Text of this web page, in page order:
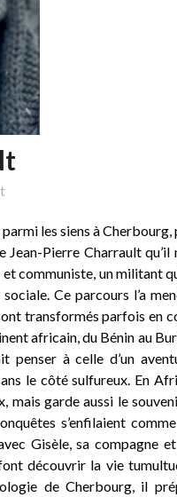
les siens à Cherbourg,
Jean-Pierre Charrault qu’il
communiste, un militant
Ce parcours l’a
transformés parfois en
africain, du Bénin au
penser à celle d’un
le côté sulfureux. En
mais garde aussi le
s’enfilaient
Gisèle, sa compagne
découvrir la vie
de Cherbourg, il